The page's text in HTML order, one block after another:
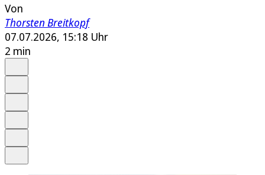
Von
Thorsten Breitkopf
07.07.2026, 15:18 Uhr
2 min